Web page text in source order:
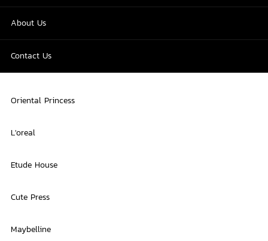
About Us
Contact Us
Oriental Princess
L'oreal
Etude House
Cute Press
Maybelline